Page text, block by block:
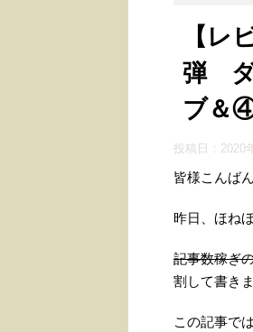
【レ
弾 ダ
ブ＆
投稿日：2020
皆様こんばん
昨日、ほね
記事数稼ぎ
割して書きま
この記事で